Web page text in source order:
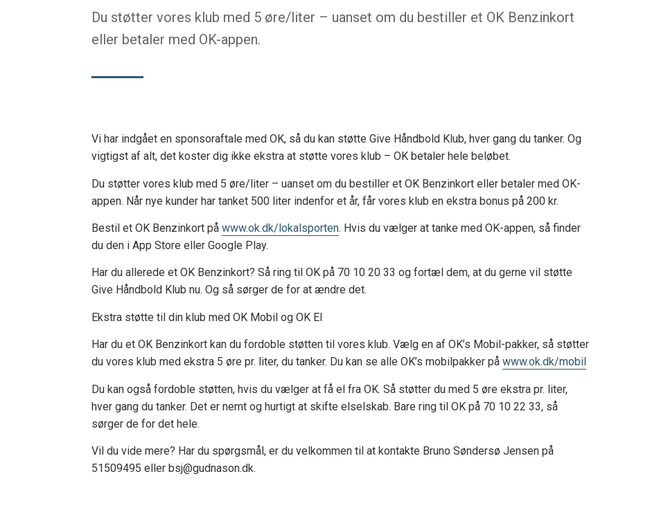
Du støtter vores klub med 5 øre/liter – uanset om du bestiller et OK Benzinkort
eller betaler med OK-appen.
Vi har indgået en sponsoraftale med OK, så du kan støtte Give Håndbold Klub, hver gang du tanker. Og
vigtigst af alt, det koster dig ikke ekstra at støtte vores klub – OK betaler hele beløbet.
Du støtter vores klub med 5 øre/liter – uanset om du bestiller et OK Benzinkort eller betaler med OK-
appen. Når nye kunder har tanket 500 liter indenfor et år, får vores klub en ekstra bonus på 200 kr.
Bestil et OK Benzinkort på www.ok.dk/lokalsporten. Hvis du vælger at tanke med OK-appen, så finder
du den i App Store eller Google Play.
Har du allerede et OK Benzinkort? Så ring til OK på 70 10 20 33 og fortæl dem, at du gerne vil støtte
Give Håndbold Klub nu. Og så sørger de for at ændre det.
Ekstra støtte til din klub med OK Mobil og OK El
Har du et OK Benzinkort kan du fordoble støtten til vores klub. Vælg en af OK’s Mobil-pakker, så støtter
du vores klub med ekstra 5 øre pr. liter, du tanker. Du kan se alle OK’s mobilpakker på www.ok.dk/mobil
Du kan også fordoble støtten, hvis du vælger at få el fra OK. Så støtter du med 5 øre ekstra pr. liter,
hver gang du tanker. Det er nemt og hurtigt at skifte elselskab. Bare ring til OK på 70 10 22 33, så
sørger de for det hele.
Vil du vide mere? Har du spørgsmål, er du velkommen til at kontakte Bruno Søndersø Jensen på
51509495 eller bsj@gudnason.dk.